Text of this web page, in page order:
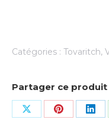
Catégories : Tovaritch,
Partager ce produit
Share Share